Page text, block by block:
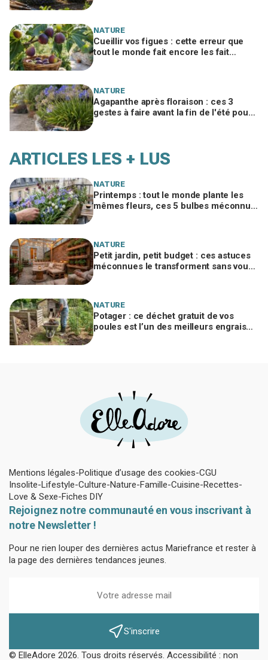
NATURE
Cueillir vos figues : cette erreur que
tout le monde fait encore les fait
NATURE
Agapanthe après floraison : ces 3
gestes à faire avant la fin de l'été pour
ARTICLES LES + LUS
NATURE
Printemps : tout le monde plante les
mêmes fleurs, ces 5 bulbes méconnus
NATURE
Petit jardin, petit budget : ces astuces
méconnues le transforment sans vous
NATURE
Potager : ce déchet gratuit de vos
poules est l’un des meilleurs engrais
Mentions légales Politique d’usage des cookies CGU
Insolite Lifestyle Culture Nature Famille Cuisine Recettes
Love & Sexe Fiches DIY
Rejoignez notre communauté en vous inscrivant à
notre Newsletter !
Pour ne rien louper des dernières actus Mariefrance et rester à
la page des dernières tendances jeunes.
S'inscrire
© ElleAdore 2026. Tous droits réservés. Accessibilité : non